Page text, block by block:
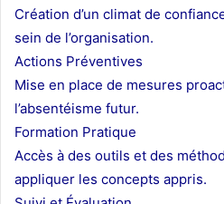
Création d’un climat de
sein de l’organisation.
Actions Préventives
Mise en place de mesures
l’absentéisme futur.
Formation Pratique
Accès à des outils et des
appliquer les concepts appris.